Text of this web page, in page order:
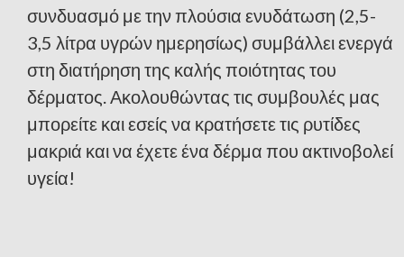
συνδυασμό με την πλούσια ενυδάτωση (2,5-
3,5 λίτρα υγρών ημερησίως) συμβάλλει ενεργά
στη διατήρηση της καλής ποιότητας του
δέρματος. Ακολουθώντας τις συμβουλές μας
μπορείτε και εσείς να κρατήσετε τις ρυτίδες
μακριά και να έχετε ένα δέρμα που ακτινοβολεί
υγεία!